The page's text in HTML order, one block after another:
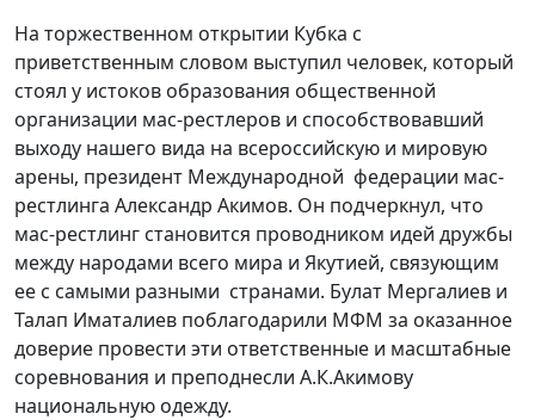
На торжественном открытии Кубка с
приветственным словом выступил человек, который
стоял у истоков образования общественной
организации мас-рестлеров и способствовавший
выходу нашего вида на всероссийскую и мировую
арены, президент Международной федерации мас-
рестлинга Александр Акимов. Он подчеркнул, что
мас-рестлинг становится проводником идей дружбы
между народами всего мира и Якутией, связующим
ее с самыми разными странами. Булат Мергалиев и
Талап Иматалиев поблагодарили МФМ за оказанное
доверие провести эти ответственные и масштабные
соревнования и преподнесли А.К.Акимову
национальную одежду.